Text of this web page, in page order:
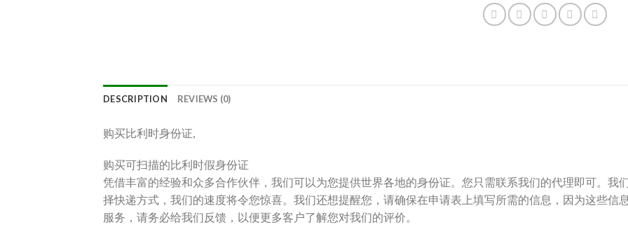
DESCRIPTION REVIEWS (0)
购买比利时身份证,
购买可扫描的比利时假身份证
凭借丰富的经验和众多合作伙伴，我们可以为您提供世界各地的身份证。您只需联系我们的代理即可。我
择快递方式，我们的速度将令您惊喜。我们还想提醒您，请确保在申请表上填写所需的信息，因为这些信
服务，请务必给我们反馈，以便更多客户了解您对我们的评价。